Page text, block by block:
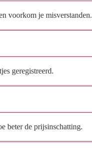
voorkom je misverstanden.
geregistreerd.
beter de prijsinschatting.